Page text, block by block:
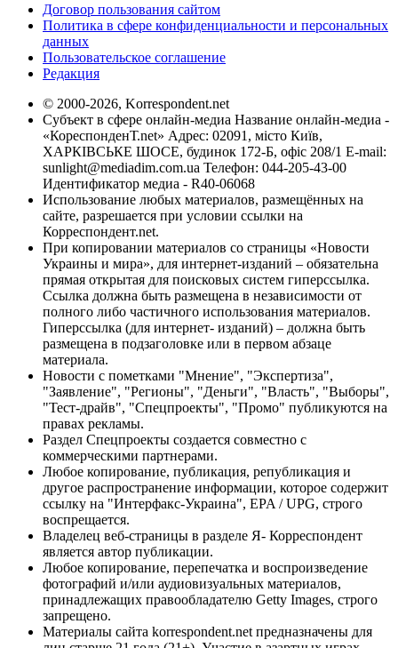
Договор пользования сайтом
Политика в сфере конфиденциальности и персональных
данных
Пользовательское соглашение
Редакция
© 2000-2026, Korrespondent.net
Субъект в сфере онлайн-медиа Название онлайн-медиа -
«КореспонденТ.net» Адрес: 02091, місто Київ,
ХАРКІВСЬКЕ ШОСЕ, будинок 172-Б, офіс 208/1 E-mail:
sunlight@mediadim.com.ua Телефон: 044-205-43-00
Идентификатор медиа - R40-06068
Использование любых материалов, размещённых на
сайте, разрешается при условии ссылки на
Корреспондент.net.
При копировании материалов со страницы «Новости
Украины и мира», для интернет-изданий – обязательна
прямая открытая для поисковых систем гиперссылка.
Ссылка должна быть размещена в независимости от
полного либо частичного использования материалов.
Гиперссылка (для интернет- изданий) – должна быть
размещена в подзаголовке или в первом абзаце
материала.
Новости с пометками "Мнение", "Экспертиза",
"Заявление", "Регионы", "Деньги", "Власть", "Выборы",
"Тест-драйв", "Спецпроекты", "Промо" публикуются на
правах рекламы.
Раздел Спецпроекты создается совместно с
коммерческими партнерами.
Любое копирование, публикация, републикация и
другое распространение информации, которое содержит
ссылку на "Интерфакс-Украина", EPA / UPG, строго
воспрещается.
Владелец веб-страницы в разделе Я- Корреспондент
является автор публикации.
Любое копирование, перепечатка и воспроизведение
фотографий и/или аудиовизуальных материалов,
принадлежащих правообладателю Getty Images, строго
запрещено.
Материалы сайта korrespondent.net предназначены для